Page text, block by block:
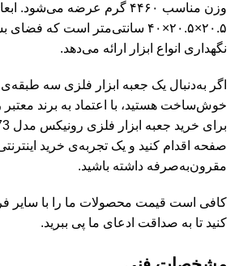
وزن مناسب ۴۴۶۰ گرم عرضه
۲۰.۵×۲۰.۵×۴۰ سانتی‌متر است که
نگهداری انواع ابزار ارائه می‌دهد.
اگر به‌دنبال یک جعبه ابزار فلزی سه
خوش‌ساخت هستید، با اعتماد به برند معتبر
صفحه اقدام کنید و یک تجربه‌ی خرید
مقرون‌به‌صرفه داشته باشید.
کافی است قیمت محصولات ما را با سایر
کنید تا به صداقت ادعای ما پی ببرید.